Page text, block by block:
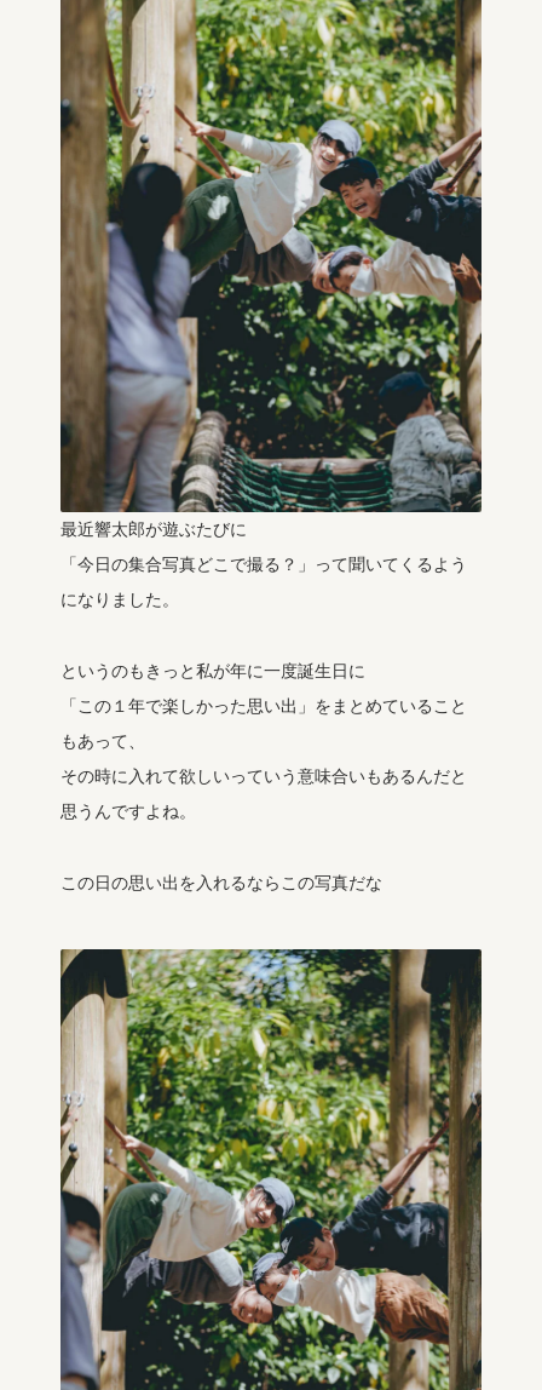
最近響太郎が遊ぶたびに
「今日の集合写真どこで撮る？」って聞いてくるよう
になりました。
というのもきっと私が年に一度誕生日に
「この１年で楽しかった思い出」をまとめていること
もあって、
その時に入れて欲しいっていう意味合いもあるんだと
思うんですよね。
この日の思い出を入れるならこの写真だな